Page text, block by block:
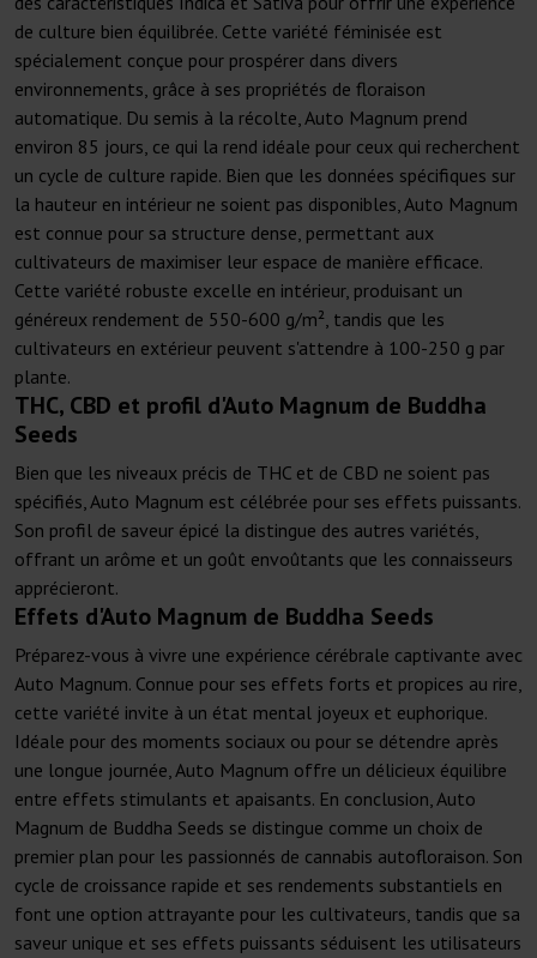
de culture bien équilibrée. Cette variété féminisée est
spécialement conçue pour prospérer dans divers
environnements, grâce à ses propriétés de floraison
automatique. Du semis à la récolte, Auto Magnum prend
environ 85 jours, ce qui la rend idéale pour ceux qui recherchent
un cycle de culture rapide. Bien que les données spécifiques sur
la hauteur en intérieur ne soient pas disponibles, Auto Magnum
est connue pour sa structure dense, permettant aux
cultivateurs de maximiser leur espace de manière efficace.
Cette variété robuste excelle en intérieur, produisant un
généreux rendement de 550-600 g/m², tandis que les
cultivateurs en extérieur peuvent s'attendre à 100-250 g par
plante.
THC, CBD et profil d'Auto Magnum de Buddha
Seeds
Bien que les niveaux précis de THC et de CBD ne soient pas
spécifiés, Auto Magnum est célébrée pour ses effets puissants.
Son profil de saveur épicé la distingue des autres variétés,
offrant un arôme et un goût envoûtants que les connaisseurs
apprécieront.
Effets d'Auto Magnum de Buddha Seeds
Préparez-vous à vivre une expérience cérébrale captivante avec
Auto Magnum. Connue pour ses effets forts et propices au rire,
cette variété invite à un état mental joyeux et euphorique.
Idéale pour des moments sociaux ou pour se détendre après
une longue journée, Auto Magnum offre un délicieux équilibre
entre effets stimulants et apaisants. En conclusion, Auto
Magnum de Buddha Seeds se distingue comme un choix de
premier plan pour les passionnés de cannabis autofloraison. Son
cycle de croissance rapide et ses rendements substantiels en
font une option attrayante pour les cultivateurs, tandis que sa
saveur unique et ses effets puissants séduisent les utilisateurs